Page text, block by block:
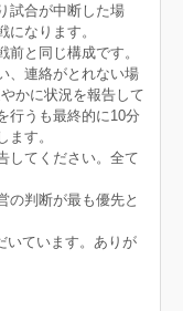
試合が中断した場
なります。
前と同じ構成です。
、連絡がとれない場
かに状況を報告して
行うも最終的に10分
す。
してください。全て
の判断が最も優先と
いています。ありが